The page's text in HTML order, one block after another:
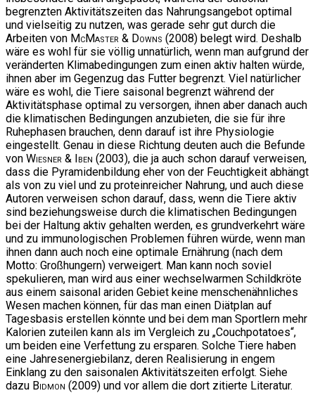
begrenzten Aktivitätszeiten das Nahrungsangebot optimal
und vielseitig zu nutzen, was gerade sehr gut durch die
Arbeiten von McMaster & Downs (2008) belegt wird. Deshalb
wäre es wohl für sie völlig unnatürlich, wenn man aufgrund der
veränderten Klimabedingungen zum einen aktiv halten würde,
ihnen aber im Gegenzug das Futter begrenzt. Viel natürlicher
wäre es wohl, die Tiere saisonal begrenzt während der
Aktivitätsphase optimal zu versorgen, ihnen aber danach auch
die klimatischen Bedingungen anzubieten, die sie für ihre
Ruhephasen brauchen, denn darauf ist ihre Physiologie
eingestellt. Genau in diese Richtung deuten auch die Befunde
von Wiesner & Iben (2003), die ja auch schon darauf verweisen,
dass die Pyramidenbildung eher von der Feuchtigkeit abhängt
als von zu viel und zu proteinreicher Nahrung, und auch diese
Autoren verweisen schon darauf, dass, wenn die Tiere aktiv
sind beziehungsweise durch die klimatischen Bedingungen
bei der Haltung aktiv gehalten werden, es grundverkehrt wäre
und zu immunologischen Problemen führen würde, wenn man
ihnen dann auch noch eine optimale Ernährung (nach dem
Motto: Großhungern) verweigert. Man kann noch soviel
spekulieren, man wird aus einer wechselwarmen Schildkröte
aus einem saisonal ariden Gebiet keine menschenähnliches
Wesen machen können, für das man einen Diätplan auf
Tagesbasis erstellen könnte und bei dem man Sportlern mehr
Kalorien zuteilen kann als im Vergleich zu „Couchpotatoes“,
um beiden eine Verfettung zu ersparen. Solche Tiere haben
eine Jahresenergiebilanz, deren Realisierung in engem
Einklang zu den saisonalen Aktivitätszeiten erfolgt. Siehe
dazu Bidmon (2009) und vor allem die dort zitierte Literatur.